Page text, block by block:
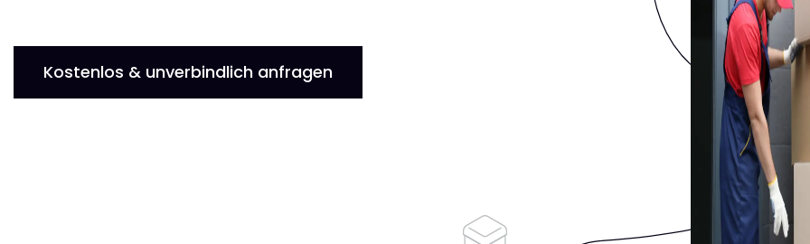
Kostenlos & unverbindlich anfragen